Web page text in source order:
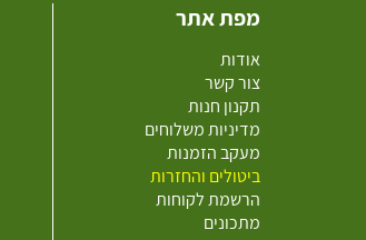
מפת אתר
אודות
צור קשר
תקנון חנות
מדיניות משלוחים
מעקב הזמנות
ביטולים והחזרות
הרשמת לקוחות
מתכונים